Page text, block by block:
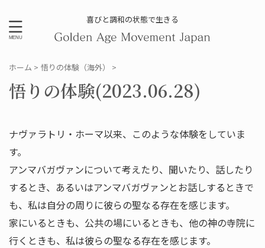
喜びと調和の状態で生きる
ホーム > 悟りの体験（海外） >
悟りの体験(2023.06.28)
ナヴァラトリ・ホーマ以来、このような体験をしていま
す。
アンマバガヴァンについて考えたり、聞いたり、話したり
するとき、あるいはアンマバガヴァンとお話しするときで
も、私は自分の周りに彼らの聖なる存在を感じます。
家にいるときも、公共の場にいるときも、他の神の寺院に
行くときも、私は彼らの聖なる存在を感じます。